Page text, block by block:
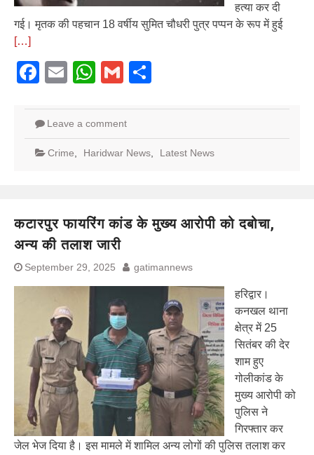
हत्या कर दी
गई। मृतक की पहचान 18 वर्षीय सुमित चौधरी पुत्र पप्पन के रूप में हुई
[…]
Facebook
EmailWhatsApp
Gmail
Leave a comment
Crime Haridwar News Latest News
कटारपुर फायरिंग कांड के मुख्य आरोपी को दबोचा,
अन्य की तलाश जारी
September 29, 2025 gatimannews
हरिद्वार।
कनखल थाना
क्षेत्र में 25
सितंबर की देर
शाम हुए
गोलीकांड के
मुख्य आरोपी को
पुलिस ने
गिरफ्तार कर
जेल भेज दिया है। इस मामले में शामिल अन्य लोगों की पुलिस तलाश कर